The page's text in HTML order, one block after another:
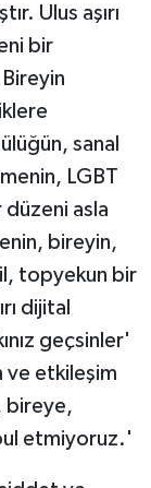
Ulus aşırı
bir
sanal
LGBT
düzeni asla
bireyin,
topyekun bir
dijital
geçsinler'
ve etkileşim
bireye,
etmiyoruz.'